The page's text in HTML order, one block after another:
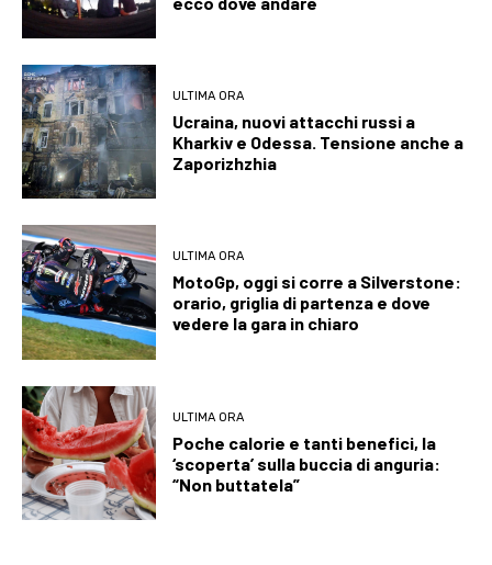
ULTIMA ORA
Ucraina, nuovi attacchi russi a
Kharkiv e Odessa. Tensione anche a
Zaporizhzhia
ULTIMA ORA
MotoGp, oggi si corre a Silverstone:
orario, griglia di partenza e dove
vedere la gara in chiaro
ULTIMA ORA
Poche calorie e tanti benefici, la
‘scoperta’ sulla buccia di anguria:
“Non buttatela”